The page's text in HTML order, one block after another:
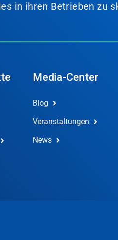
in ihren Betrieben zu
Media-Center
Blog
Veranstaltungen
News